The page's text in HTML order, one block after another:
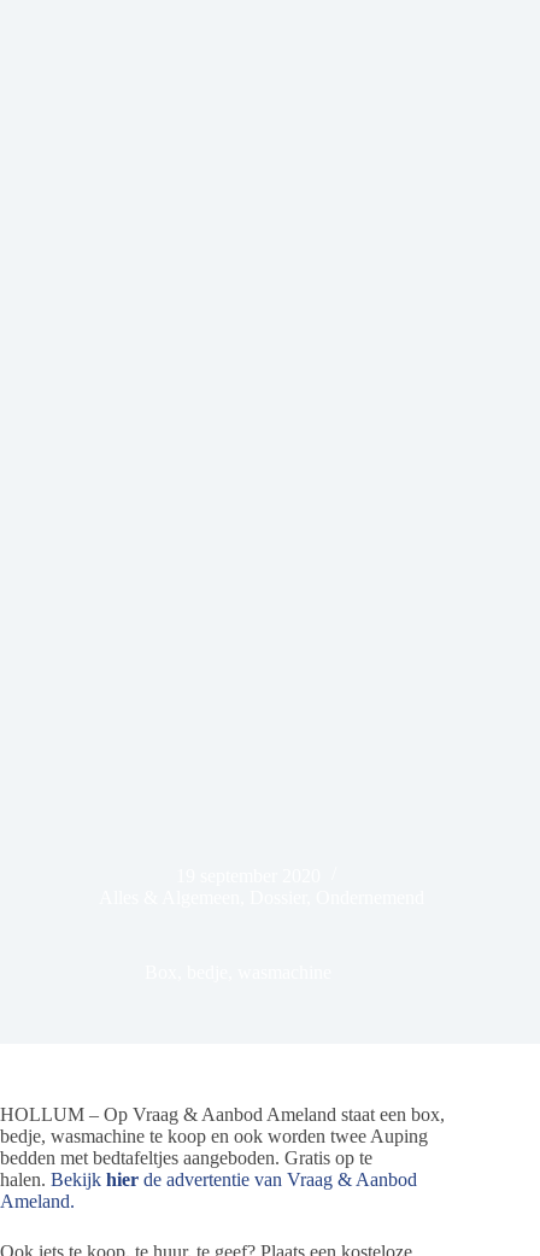
HOLLUM – Op Vraag & Aanbod Ameland staat een box,
bedje, wasmachine te koop en ook worden twee Auping
bedden met bedtafeltjes aangeboden. Gratis op te
halen. Bekijk hier de advertentie van Vraag & Aanbod
Ameland.
Ook iets te koop, te huur, te geef? Plaats een kosteloze